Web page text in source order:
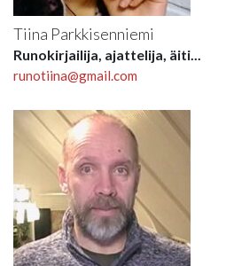
Tiina Parkkisenniemi
Runokirjailija, ajattelija, äiti...
runotiina@gmail.com